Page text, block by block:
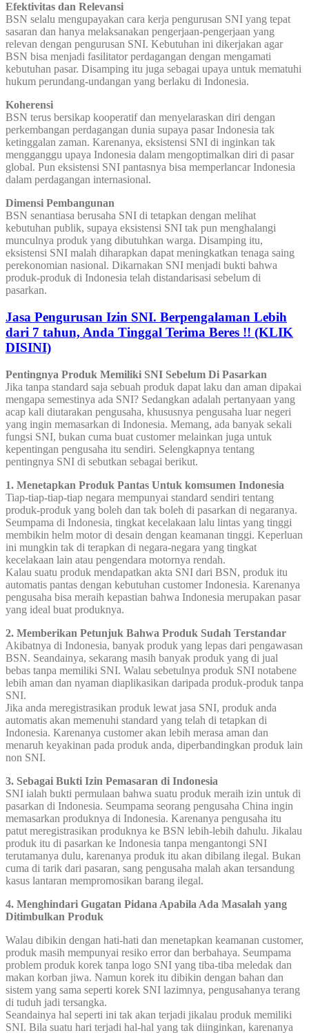
Efektivitas dan Relevansi
BSN selalu mengupayakan cara kerja pengurusan SNI yang tepat
sasaran dan hanya melaksanakan pengerjaan-pengerjaan yang
relevan dengan pengurusan SNI. Kebutuhan ini dikerjakan agar
BSN bisa menjadi fasilitator perdagangan dengan mengamati
kebutuhan pasar. Disamping itu juga sebagai upaya untuk mematuhi
hukum perundang-undangan yang berlaku di Indonesia.
Koherensi
BSN terus bersikap kooperatif dan menyelaraskan diri dengan
perkembangan perdagangan dunia supaya pasar Indonesia tak
ketinggalan zaman. Karenanya, eksistensi SNI di inginkan tak
mengganggu upaya Indonesia dalam mengoptimalkan diri di pasar
global. Pun eksistensi SNI pantasnya bisa memperlancar Indonesia
dalam perdagangan internasional.
Dimensi Pembangunan
BSN senantiasa berusaha SNI di tetapkan dengan melihat
kebutuhan publik, supaya eksistensi SNI tak pun menghalangi
munculnya produk yang dibutuhkan warga. Disamping itu,
eksistensi SNI malah diharapkan dapat meningkatkan tenaga saing
perekonomian nasional. Dikarnakan SNI menjadi bukti bahwa
produk-produk di Indonesia telah distandarisasi sebelum di
pasarkan.
Jasa Pengurusan Izin SNI. Berpengalaman Lebih
dari 7 tahun, Anda Tinggal Terima Beres !! (KLIK
DISINI)
Pentingnya Produk Memiliki SNI Sebelum Di Pasarkan
Jika tanpa standard saja sebuah produk dapat laku dan aman dipakai
mengapa semestinya ada SNI? Sedangkan adalah pertanyaan yang
acap kali diutarakan pengusaha, khususnya pengusaha luar negeri
yang ingin memasarkan di Indonesia. Memang, ada banyak sekali
fungsi SNI, bukan cuma buat customer melainkan juga untuk
kepentingan pengusaha itu sendiri. Selengkapnya tentang
pentingnya SNI di sebutkan sebagai berikut.
1. Menetapkan Produk Pantas Untuk komsumen Indonesia
Tiap-tiap-tiap-tiap negara mempunyai standard sendiri tentang
produk-produk yang boleh dan tak boleh di pasarkan di negaranya.
Seumpama di Indonesia, tingkat kecelakaan lalu lintas yang tinggi
membikin helm motor di desain dengan keamanan tinggi. Keperluan
ini mungkin tak di terapkan di negara-negara yang tingkat
kecelakaan lain atau pengendara motornya rendah.
Kalau suatu produk mendapatkan akta SNI dari BSN, produk itu
automatis pantas dengan kebutuhan customer Indonesia. Karenanya
pengusaha bisa meraih kepastian bahwa Indonesia merupakan pasar
yang ideal buat produknya.
2. Memberikan Petunjuk Bahwa Produk Sudah Terstandar
Akibatnya di Indonesia, banyak produk yang lepas dari pengawasan
BSN. Seandainya, sekarang masih banyak produk yang di jual
bebas tanpa memiliki SNI. Walau sebetulnya produk SNI notabene
lebih aman dan nyaman diaplikasikan daripada produk-produk tanpa
SNI.
Jika anda meregistrasikan produk lewat jasa SNI, produk anda
automatis akan memenuhi standard yang telah di tetapkan di
Indonesia. Karenanya customer akan lebih merasa aman dan
menaruh keyakinan pada produk anda, diperbandingkan produk lain
non SNI.
3. Sebagai Bukti Izin Pemasaran di Indonesia
SNI ialah bukti permulaan bahwa suatu produk meraih izin untuk di
pasarkan di Indonesia. Seumpama seorang pengusaha China ingin
memasarkan produknya di Indonesia. Karenanya pengusaha itu
patut meregistrasikan produknya ke BSN lebih-lebih dahulu. Jikalau
produk itu di pasarkan ke Indonesia tanpa mengantongi SNI
terutamanya dulu, karenanya produk itu akan dibilang ilegal. Bukan
cuma di tarik dari pasaran, sang pengusaha malah akan tersandung
kasus lantaran mempromosikan barang ilegal.
4. Menghindari Gugatan Pidana Apabila Ada Masalah yang
Ditimbulkan Produk
Walau dibikin dengan hati-hati dan menetapkan keamanan customer,
produk masih mempunyai resiko error dan berbahaya. Seumpama
problem produk korek tanpa logo SNI yang tiba-tiba meledak dan
makan korban jiwa. Namun korek itu dibikin dengan bahan dan
sistem yang sama seperti korek SNI lazimnya, pengusahanya terang
di tuduh jadi tersangka.
Seandainya hal seperti ini tak akan terjadi jikalau produk memiliki
SNI. Bila suatu hari terjadi hal-hal yang tak diinginkan, karenanya